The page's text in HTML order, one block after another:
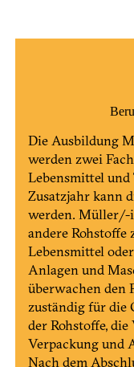
Die Ausbildung
werden zwei
Lebensmittel
Zusatzjahr kann
werden. Müller/-
andere
Lebensmittel
Anlagen und
überwachen den
zuständig für die
der Rohstoffe,
Verpackung und
Nach dem